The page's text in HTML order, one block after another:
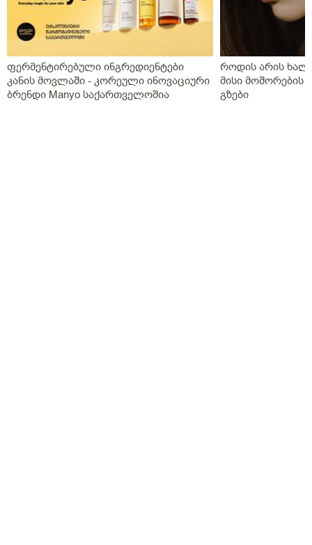
ფერმენტირებული ინგრედიენტები
კანის მოვლაში - კორეული ინოვაციური
ბრენდი Manyo საქართველოშია
როდის არის
მისი მოშორების
გზები